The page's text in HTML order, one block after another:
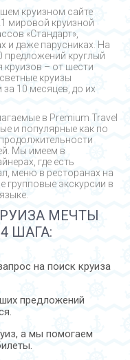
круизном сайте
мировой круизной
«Стандарт»,
и даже парусниках. На
предложений круглый
круизов – от шести
круизы
10 месяцев, до их
в Premium Travel
и популярные как по
Мы имеем в
где есть
меню в ресторанах на
групповые экскурсии в
МЕЧТЫ
ШАГА:
на поиск круиза
предложений
а мы помогаем